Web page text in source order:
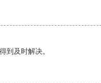
到及时解决。